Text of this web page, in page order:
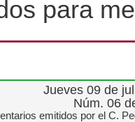
para
Jueves 09 de
Núm. 06
emitidos por el C.